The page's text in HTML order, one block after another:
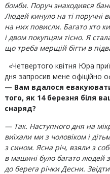
бомби. Поруч знаходився
Людей кинуло на ті поручні
на них повисли. Багато хто
і двом покупцям тісно. Я
що треба мерщій бігти в
«Четвертого квітня Юра
дня запросив мене офіційно
— Вам вдалося
того, як 14 березня біля
снаряд?
— Так. Наступного дня на
виїхали ми з чоловіком і
з сином. Ясна річ, взяли з
в машині було багато людей
до берега річки Десни.